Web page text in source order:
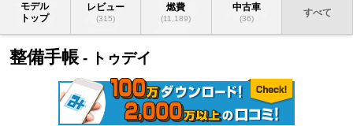
モデル
トップ
レビュー
(315)
燃費
(11,189)
中古車
(36)
すべて
整備手帳 - トゥデイ